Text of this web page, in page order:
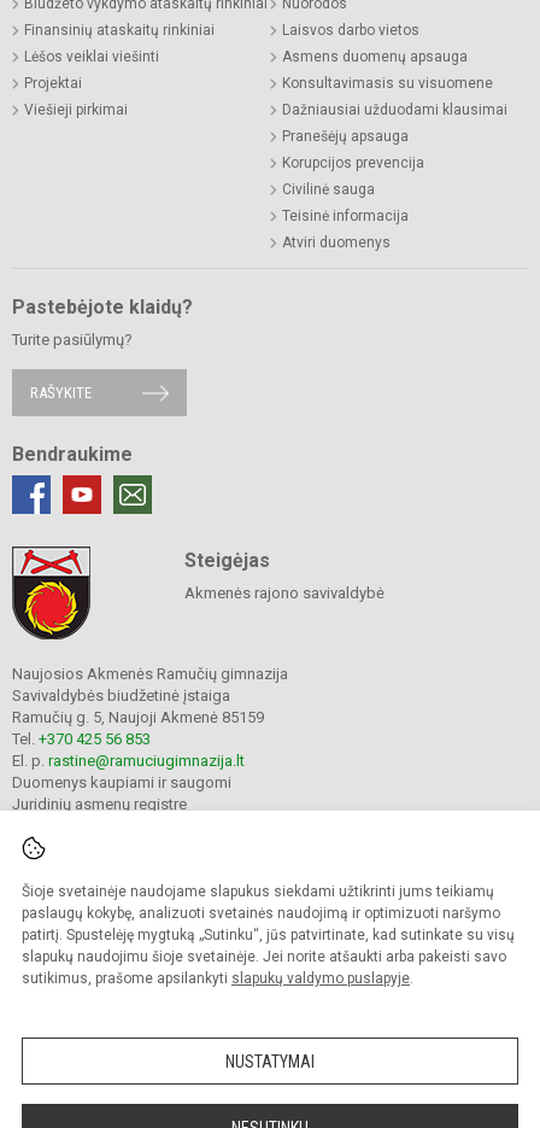
Šioje svetainėje naudojame slapukus siekdami užtikrinti jums teikiamų
paslaugų kokybę, analizuoti svetainės naudojimą ir optimizuoti naršymo
patirtį. Spustelėję mygtuką „Sutinku“, jūs patvirtinate, kad sutinkate su visų
slapukų naudojimu šioje svetainėje. Jei norite atšaukti arba pakeisti savo
sutikimus, prašome apsilankyti slapukų valdymo puslapyje.
NUSTATYMAI
Biudžeto vykdymo ataskaitų rinkiniai
Finansinių ataskaitų rinkiniai
Lėšos veiklai viešinti
Projektai
Viešieji pirkimai
Nuorodos
Laisvos darbo vietos
Asmens duomenų apsauga
Konsultavimasis su visuomene
Dažniausiai užduodami klausimai
Pranešėjų apsauga
Korupcijos prevencija
Civilinė sauga
Teisinė informacija
Atviri duomenys
Pastebėjote klaidų?
Turite pasiūlymų?
RAŠYKITE
Bendraukime
Steigėjas
Akmenės rajono savivaldybė
Naujosios Akmenės Ramučių gimnazija
Savivaldybės biudžetinė įstaiga
Ramučių g. 5, Naujoji Akmenė 85159
Tel. +370 425 56 853
El. p. rastine@ramuciugimnazija.lt
Duomenys kaupiami ir saugomi
Juridinių asmenų registre
© 2024. Naujosios Akmenės Ramučių gimnazija. Visos teisės saugomos.
Kopijuoti turinį be raštiško įstaigos administracijos sutikimo griežtai draudžiama.
Prieinamumo paraiška Slapukų valdymas